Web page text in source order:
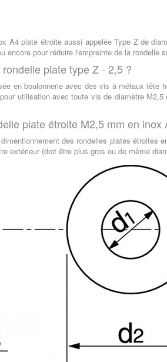
A4 plate étroite aussi appelée Type Z de
encore pour réduire l'empreinte de la rondelle
plate type Z - 2,5 ?
en boulonnerie avec des vis à métaux tête
utilisation avec toute vis de diamètre
plate étroite M2,5 mm en inox
des rondelles plates étroites
extérieur (doit être plus gros ou de même